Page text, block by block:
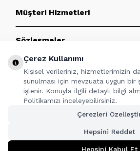
Müşteri Hizmetleri
Sözleşmeler
BİZE ULAŞIN
Çerez Kullanımı
Kişisel verileriniz, hizmetlerimizin
sunulması için mevzuata uygun bir
işlenir. Konuyla ilgili detaylı bilgi
Politikamızı inceleyebilirsiniz.
Çerezleri
Hepsini Reddet
Hepsini Kabul Et